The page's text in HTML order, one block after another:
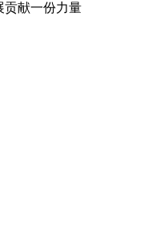
贡献一份力量